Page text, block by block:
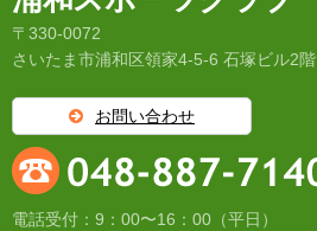
〒330-0072
さいたま市浦和区領家4-5-6 石塚ビル2階
お問い合わせ
電話受付：9：00〜16：00（平日）